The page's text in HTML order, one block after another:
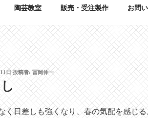
陶芸教室 販売・受注製作 お問
日投稿者:冨岡伸一
く日差しも強くなり、春の気配を感じ